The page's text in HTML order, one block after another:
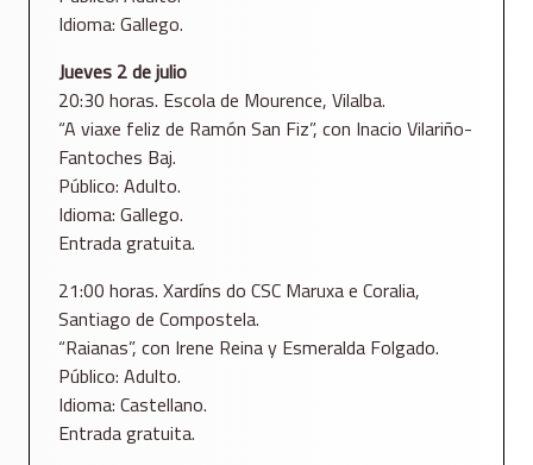
Idioma: Gallego.
Jueves 2 de julio
20:30 horas. Escola de Mourence, Vilalba.
“A viaxe feliz de Ramón San Fiz”, con Inacio Vilariño-
Fantoches Baj.
Público: Adulto.
Idioma: Gallego.
Entrada gratuita.
21:00 horas. Xardíns do CSC Maruxa e Coralia,
Santiago de Compostela.
“Raianas”, con Irene Reina y Esmeralda Folgado.
Público: Adulto.
Idioma: Castellano.
Entrada gratuita.